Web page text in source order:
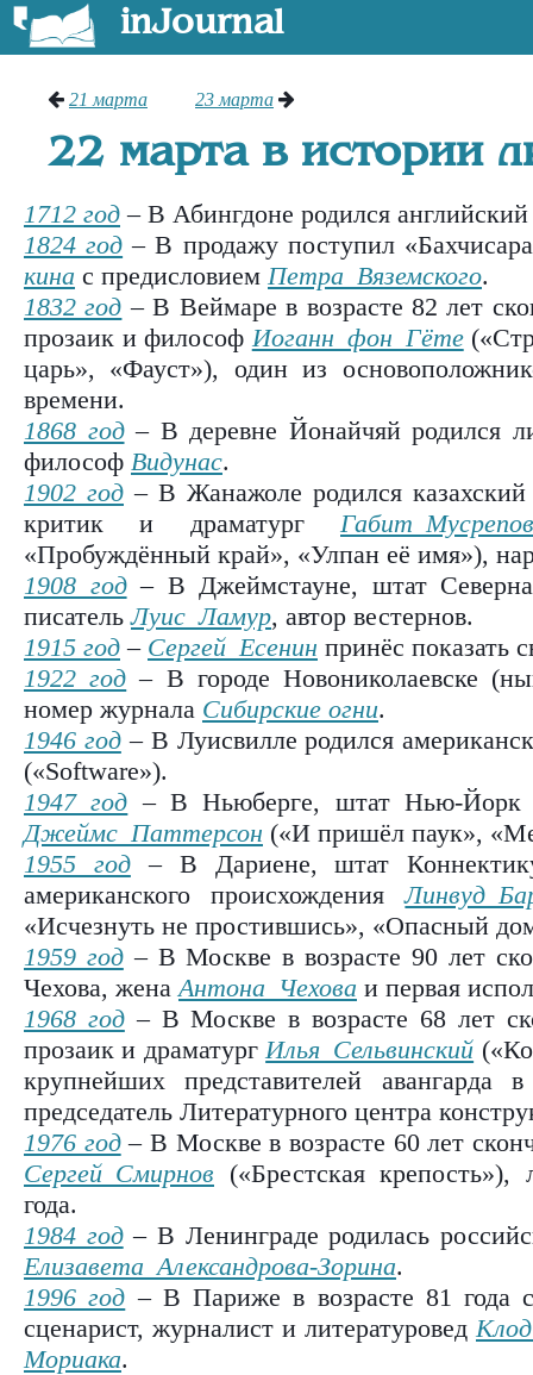
inJournal
21 марта 23 марта
22 марта в истории
1712 год – В Абингдоне родился
1824 год – В продажу пос­ту­пил
ки­на с пре­дис­ло­ви­ем Петра Вя­зем­ско­го.
1832 год – В Веймаре в возрасте 82 лет
прозаик и философИоганн фон Гёте
царь», «Фауст»), один из
времени.
1868 год– В деревне Йонайчяй родился
философ Видунас.
1902 год – В Жанажоле родился казахский
критик и драматург Габит Мусрепов
«Пробуждённый край», «Улпан её имя»),
1908 год– В Джеймстауне, штат
писательЛуис Ламур, автор вестернов.
1915 год – Сергей Есенин принёс показать
1922 год – В городе Новониколаевске
номер журнала Сибирские огни.
1946 год– В Луисвилле родился
(«Software»).
1947 год – В Ньюберге, штат Нью-Йорк
Джеймс Паттерсон («И пришёл паук»,
1955 год– В Дариене, штат
американского происхожденияЛинвуд
«Исчезнуть не простившись», «Опасный
1959 год– В Москве в возрасте 90 лет
Чехова, женаАнтона Чехова и первая
1968 год– В Москве в возрасте 68 лет
прозаик и драматургИлья Сельвинский
крупнейших представителей авангарда
председатель Литературного центра
1976 год– В Москве в возрасте 60 лет
Сергей Смирнов («Брестская
года.
1984 год– В Ленинграде родилась
Елизавета Александрова-Зорина.
1996 год – В Париже в возрасте 81 года
сценарист, журналист и литературовед
Мориака.